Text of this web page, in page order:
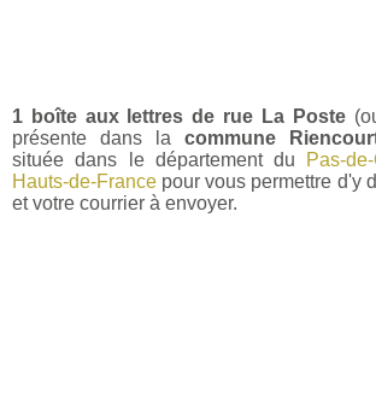
1 boîte aux lettres de rue La Poste
présente dans la commune
située dans le département du Pas-
Hauts-de-France pour vous permettre d'y
et votre courrier à envoyer.